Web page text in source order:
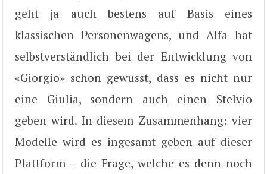
geht ja auch bestens auf Basis eines
klassischen Personenwagens, und Alfa hat
selbstverständlich bei der Entwicklung von
«Giorgio» schon gewusst, dass es nicht nur
eine Giulia, sondern auch einen Stelvio
geben wird. In diesem Zusammenhang: vier
Modelle wird es ingesamt geben auf dieser
Plattform – die Frage, welche es denn noch